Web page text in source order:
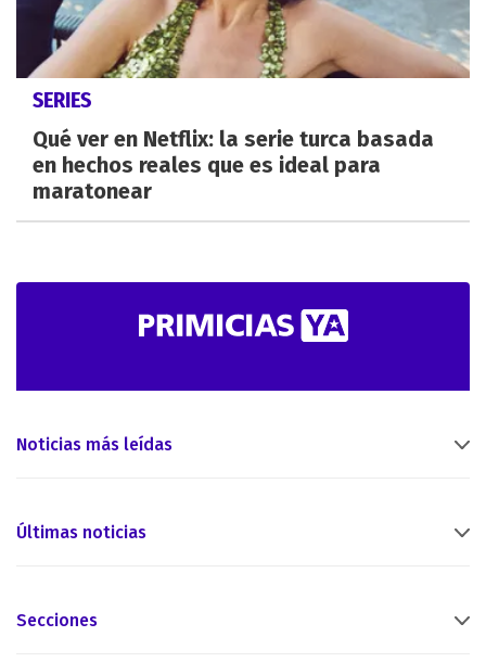
SERIES
Qué ver en Netflix: la serie turca basada
en hechos reales que es ideal para
maratonear
Noticias más leídas
Últimas noticias
Secciones